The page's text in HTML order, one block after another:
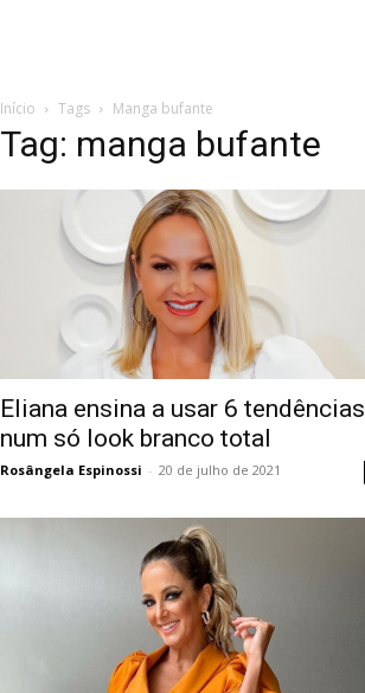
Início Tags Manga bufante
Tag: manga bufante
Eliana ensina a usar 6 tendências
num só look branco total
Rosângela Espinossi - 20 de julho de 2021